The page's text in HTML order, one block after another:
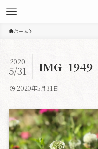
ホーム
IMG_1949
2020
5/31
2020年5月31日